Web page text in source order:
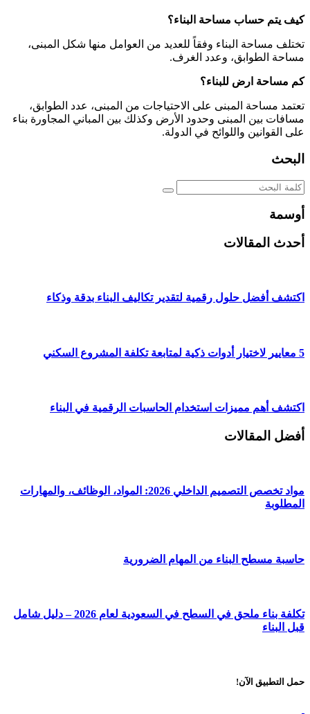
كيف يتم حساب مساحة البناء؟
تختلف مساحة البناء وفقاً للعديد من العوامل منها شكل المبنى،
مساحة الطوابق، وعدد الغرف.
كم مساحة ارض للبناء؟
تعتمد مساحة المبنى على الاحتياجات من المبنى، عدد الطوابق،
مسافات بين المبنى وحدود الأرض وكذلك بين المباني المجاورة بناء
على القوانين واللوائح في الدولة.
البحث
أوسمة
أحدث المقالات
اكتشف أفضل حلول رقمية لتقدير تكاليف البناء بدقة وذكاء
5 معايير لاختيار أدوات ذكية لمتابعة تكلفة المشروع السكني
اكتشف أهم مميزات استخدام الحاسبات الرقمية في البناء
أفضل المقالات
مواد تخصص التصميم الداخلي 2026: المواد، الوظائف، والمهارات
المطلوبة
حاسبة مسطح البناء من المهام الضرورية
تكلفة بناء ملحق في السطح في السعودية لعام 2026 – دليل شامل
قبل البناء
حمل التطبيق الآن!